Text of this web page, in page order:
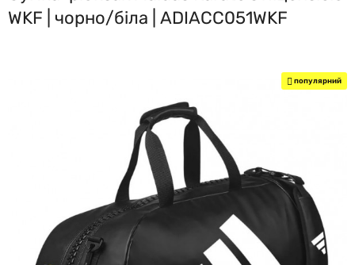
WKF | чорно/біла | ADIACC051WKF
популярний